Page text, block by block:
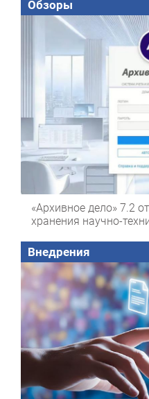
Обзоры
«Архивное дело» 7.2
хранения научно-
Внедрения